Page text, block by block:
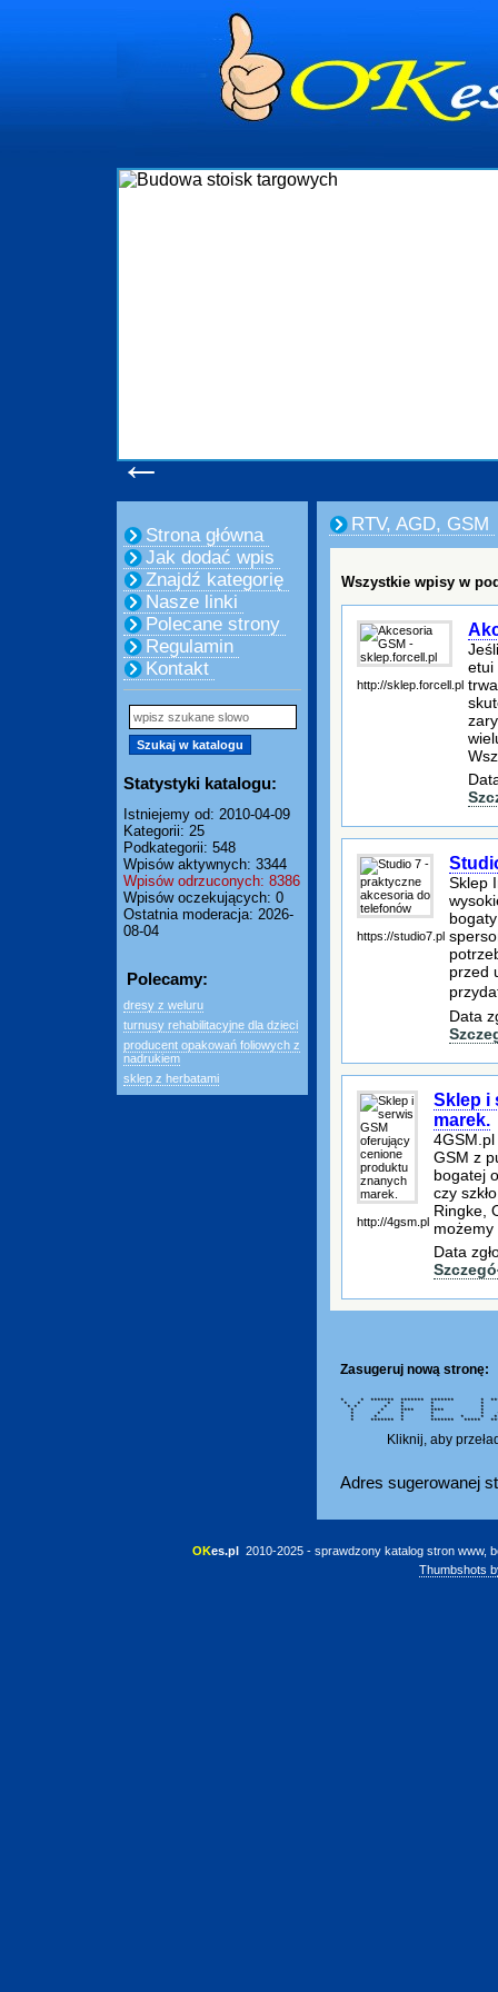
←
Strona główna
Jak dodać wpis
Znajdź kategorię
Nasze linki
Polecane strony
Regulamin
Kontakt
Statystyki katalogu:
Istniejemy od: 2010-04-09
Kategorii: 25
Podkategorii: 548
Wpisów aktywnych: 3344
Wpisów odrzuconych: 8386
Wpisów oczekujących: 0
Ostatnia moderacja: 2026-
08-04
Polecamy:
dresy z weluru
turnusy rehabilitacyjne dla dzieci
producent opakowań foliowych z
nadrukiem
sklep z herbatami
RTV, AGD, GSM
Wszystkie wpisy w
http://sklep.forcell.pl
etui
https://studio7.pl
Sklep
przed
Data
http://4gsm.pl
Sklep i
marek.
GSM z
bogatej
czy
Ringke,
Data
Zasugeruj nową stronę:
* * ******* ******* ******* *
* * * * * *
* * * * * *
* * **** ****
* * * * * *
* * * * * *
* ******* * *******
Kliknij, aby
Adres sugerowanej
OKes.pl 2010-2025 - sprawdzony katalog stron www,
Thumbshots